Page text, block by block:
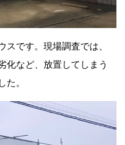
です。現場調査では、
化など、放置してしまう
た。